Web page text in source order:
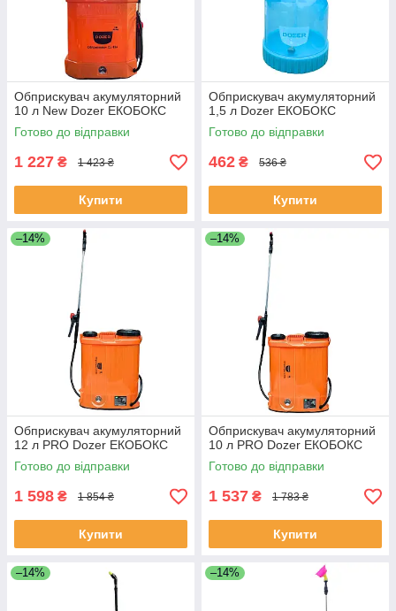
Обприскувач акумуляторний
10 л New Dozer ЕКОБОКС
Готово до відправки
1 227 ₴ 1 423 ₴
Купити
Обприскувач акумуляторний
1,5 л Dozer ЕКОБОКС
Готово до відправки
462 ₴ 536 ₴
Купити
–14%
Обприскувач акумуляторний
12 л PRO Dozer ЕКОБОКС
Готово до відправки
1 598 ₴ 1 854 ₴
Купити
–14%
Обприскувач акумуляторний
10 л PRO Dozer ЕКОБОКС
Готово до відправки
1 537 ₴ 1 783 ₴
Купити
–14% –14%